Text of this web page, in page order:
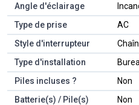
Angle d'éclairage
Type de prise
‎AC
Style d'interrupteur
Type d'installation
Piles incluses ?
‎Non
Batterie(s) / Pile(s)
‎Non